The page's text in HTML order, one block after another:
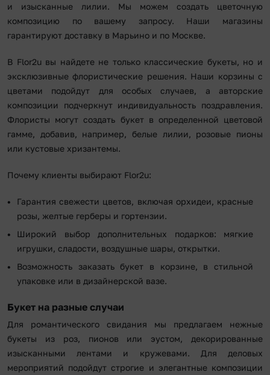
и изысканные лилии. Мы можем создать цветочную
композицию по вашему запросу. Наши магазины
гарантируют доставку в Марьино и по Москве.
В Flor2u вы найдете не только классические букеты, но и
эксклюзивные флористические решения. Наши корзины с
цветами подойдут для особых случаев, а авторские
композиции подчеркнут индивидуальность поздравления.
Флористы могут создать букет в определенной цветовой
гамме, добавив, например, белые лилии, розовые пионы
или кустовые хризантемы.
Почему клиенты выбирают Flor2u:
Гарантия свежести цветов, включая орхидеи, красные
розы, желтые герберы и гортензии.
Широкий выбор дополнительных подарков: мягкие
игрушки, сладости, воздушные шары, открытки.
Возможность заказать букет в корзине, в стильной
упаковке или в дизайнерской вазе.
Букет на разные случаи
Для романтического свидания мы предлагаем нежные
букеты из роз, пионов или эустом, декорированные
изысканными лентами и кружевами. Для деловых
мероприятий подойдут строгие и элегантные композиции